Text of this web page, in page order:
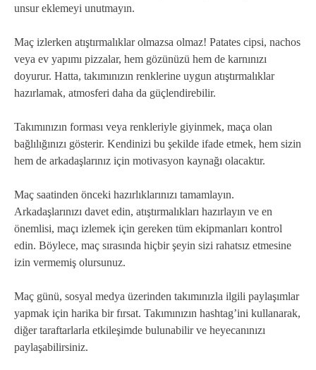
unsur eklemeyi unutmayın.
Maç izlerken atıştırmalıklar olmazsa olmaz! Patates cipsi, nachos
veya ev yapımı pizzalar, hem gözünüzü hem de karnınızı
doyurur. Hatta, takımınızın renklerine uygun atıştırmalıklar
hazırlamak, atmosferi daha da güçlendirebilir.
Takımınızın forması veya renkleriyle giyinmek, maça olan
bağlılığınızı gösterir. Kendinizi bu şekilde ifade etmek, hem sizin
hem de arkadaşlarınız için motivasyon kaynağı olacaktır.
Maç saatinden önceki hazırlıklarınızı tamamlayın.
Arkadaşlarınızı davet edin, atıştırmalıkları hazırlayın ve en
önemlisi, maçı izlemek için gereken tüm ekipmanları kontrol
edin. Böylece, maç sırasında hiçbir şeyin sizi rahatsız etmesine
izin vermemiş olursunuz.
Maç günü, sosyal medya üzerinden takımınızla ilgili paylaşımlar
yapmak için harika bir fırsat. Takımınızın hashtag’ini kullanarak,
diğer taraftarlarla etkileşimde bulunabilir ve heyecanınızı
paylaşabilirsiniz.